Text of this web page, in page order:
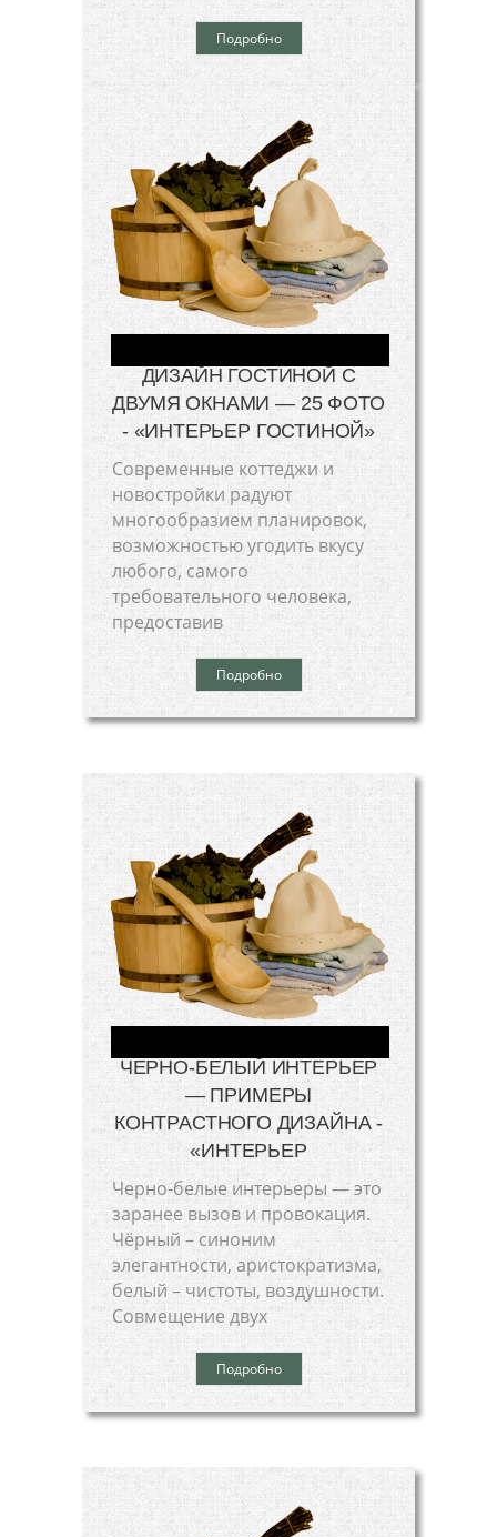
Подробно
ДИЗАЙН ГОСТИНОЙ С
ДВУМЯ ОКНАМИ — 25 ФОТО
- «ИНТЕРЬЕР ГОСТИНОЙ»
Современные коттеджи и
новостройки радуют
многообразием планировок,
возможностью угодить вкусу
любого, самого
требовательного человека,
предоставив
Подробно
ЧЕРНО-БЕЛЫЙ ИНТЕРЬЕР
— ПРИМЕРЫ
КОНТРАСТНОГО ДИЗАЙНА -
«ИНТЕРЬЕР
Черно-белые интерьеры — это
заранее вызов и провокация.
Чёрный – синоним
элегантности, аристократизма,
белый – чистоты, воздушности.
Совмещение двух
Подробно